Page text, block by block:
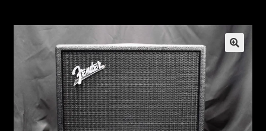
le
menu
enfant
Good Deal !
Les Videos
Contact